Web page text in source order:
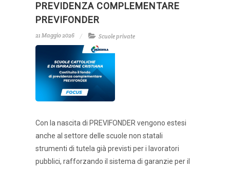
PREVIDENZA COMPLEMENTARE
PREVIFONDER
21 Maggio 2026 Scuole private
Con la nascita di PREVIFONDER vengono estesi
anche al settore delle scuole non statali
strumenti di tutela già previsti per i lavoratori
pubblici, rafforzando il sistema di garanzie per il